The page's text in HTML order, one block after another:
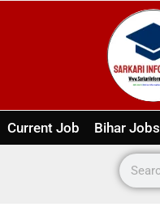
Current Job Bihar Jobs